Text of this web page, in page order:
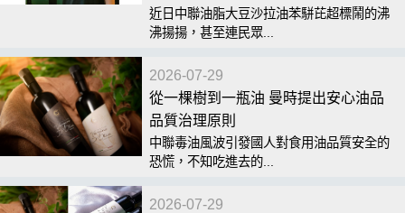
近日中聯油脂大豆沙拉油苯駢芘超標鬧的沸
沸揚揚，甚至連民眾...
2026-07-29
從一棵樹到一瓶油 曼時提出安心油品
品質治理原則
中聯毒油風波引發國人對食用油品質安全的
恐慌，不知吃進去的...
2026-07-29